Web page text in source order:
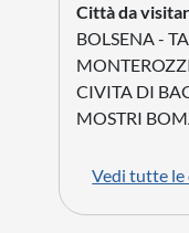
Città da
BOLSENA -
CIVITA DI
MOSTRI
Vedi tutte le